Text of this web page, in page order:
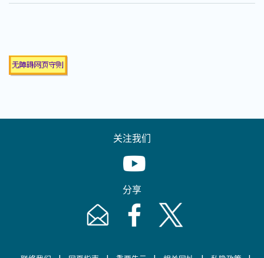
关注我们
Youtube [This link will pop up in
分享
Email [This link will pop up in a new
Facebook [This link will pop up
Twitter [This link will